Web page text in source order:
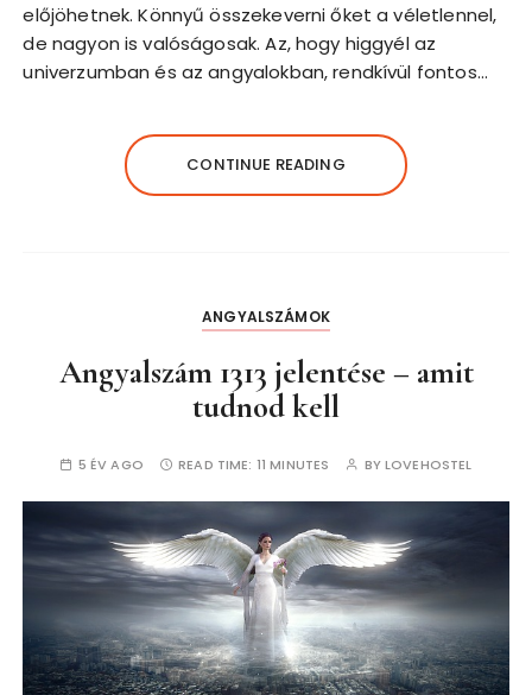
előjöhetnek. Könnyű összekeverni őket a véletlennel,
de nagyon is valóságosak. Az, hogy higgyél az
univerzumban és az angyalokban, rendkívül fontos…
CONTINUE READING
ANGYALSZÁMOK
Angyalszám 1313 jelentése – amit
tudnod kell
5 ÉV AGO READ TIME: 11 MINUTES BYLOVEHOSTEL